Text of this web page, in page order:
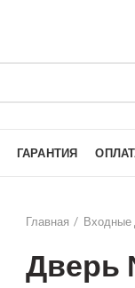
ГАРАНТИЯ
Главная Входные